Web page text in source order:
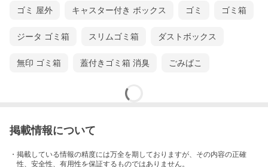
ゴミ 屋外 キャスター付き ボックス ゴミ ゴミ箱
ジータ ゴミ箱 スリムゴミ箱 ダストボックス
無印 ゴミ箱 蓋付きゴミ箱 消臭 ごみばこ
掲載情報について
・掲載している情報の精度には万全を期しておりますが、その内容の正確
性、安全性、有用性を保証するものではありません。